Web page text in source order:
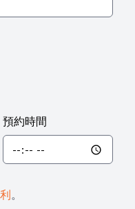
預約時間
。